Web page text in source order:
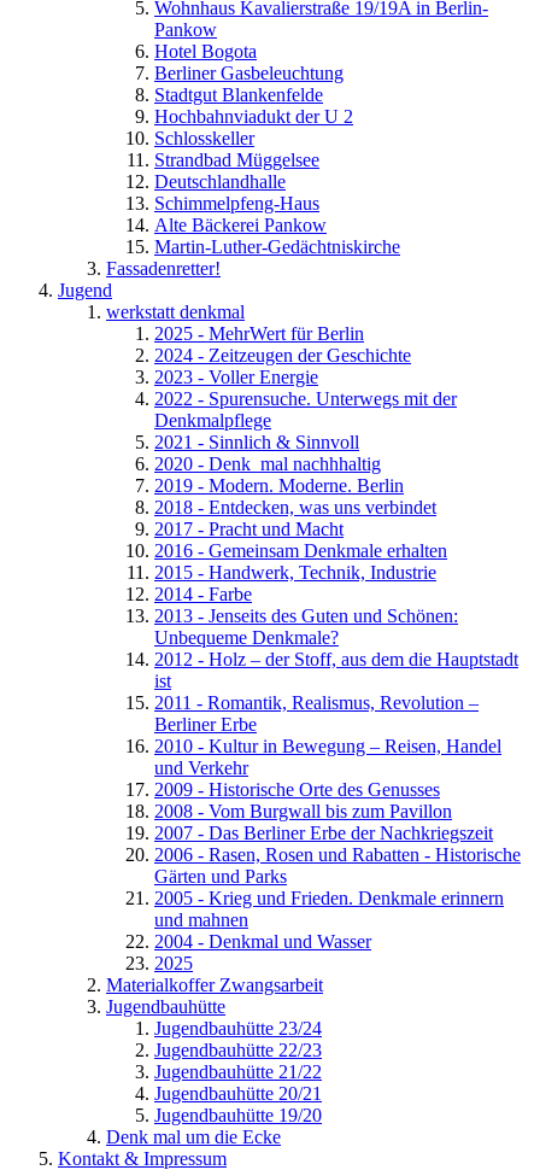
Wohnhaus Kavalierstraße 19/19A in Berlin-
Pankow
Hotel Bogota
Berliner Gasbeleuchtung
Stadtgut Blankenfelde
Hochbahnviadukt der U 2
Schlosskeller
Strandbad Müggelsee
Deutschlandhalle
Schimmelpfeng-Haus
Alte Bäckerei Pankow
Martin-Luther-Gedächtniskirche
Fassadenretter!
Jugend
werkstatt denkmal
2025 - MehrWert für Berlin
2024 - Zeitzeugen der Geschichte
2023 - Voller Energie
2022 - Spurensuche. Unterwegs mit der
Denkmalpflege
2021 - Sinnlich & Sinnvoll
2020 - Denk_mal nachhhaltig
2019 - Modern. Moderne. Berlin
2018 - Entdecken, was uns verbindet
2017 - Pracht und Macht
2016 - Gemeinsam Denkmale erhalten
2015 - Handwerk, Technik, Industrie
2014 - Farbe
2013 - Jenseits des Guten und Schönen:
Unbequeme Denkmale?
2012 - Holz – der Stoff, aus dem die Hauptstadt
ist
2011 - Romantik, Realismus, Revolution –
Berliner Erbe
2010 - Kultur in Bewegung – Reisen, Handel
und Verkehr
2009 - Historische Orte des Genusses
2008 - Vom Burgwall bis zum Pavillon
2007 - Das Berliner Erbe der Nachkriegszeit
2006 - Rasen, Rosen und Rabatten - Historische
Gärten und Parks
2005 - Krieg und Frieden. Denkmale erinnern
und mahnen
2004 - Denkmal und Wasser
2025
Materialkoffer Zwangsarbeit
Jugendbauhütte
Jugendbauhütte 23/24
Jugendbauhütte 22/23
Jugendbauhütte 21/22
Jugendbauhütte 20/21
Jugendbauhütte 19/20
Denk mal um die Ecke
Kontakt & Impressum